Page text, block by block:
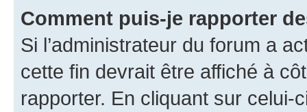
Comment puis-je rapporter
Si l’administrateur du forum a
cette fin devrait être affiché à
rapporter. En cliquant sur